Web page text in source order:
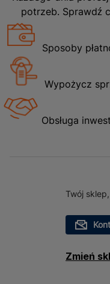
potrzeb. Sprawdź
Sposoby
Wypożycz
Obsługa
Twój
Zmień